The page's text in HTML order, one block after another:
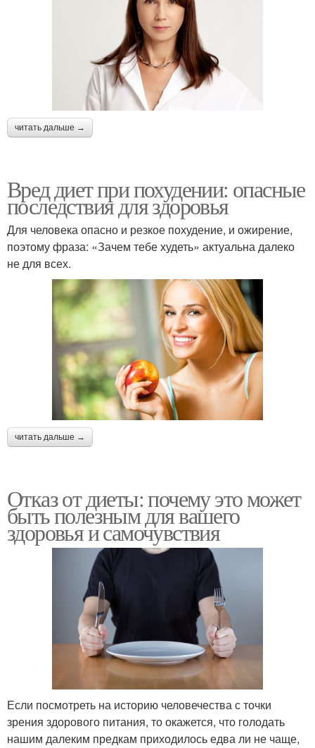
читать дальше →
Вред диет при похудении: опасные
последствия для здоровья
Для человека опасно и резкое похудение, и ожирение,
поэтому фраза: «Зачем тебе худеть» актуальна далеко
не для всех.
читать дальше →
Отказ от диеты: почему это может
быть полезным для вашего
здоровья и самочувствия
Если посмотреть на историю человечества с точки
зрения здорового питания, то окажется, что голодать
нашим далеким предкам приходилось едва ли не чаще,